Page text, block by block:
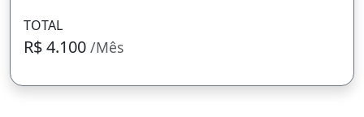
TOTAL
R$ 4.100 /Mês